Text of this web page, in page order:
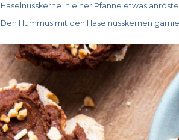
Haselnusskerne in einer Pfanne etwas
Den Hummus mit den Haselnusskernen